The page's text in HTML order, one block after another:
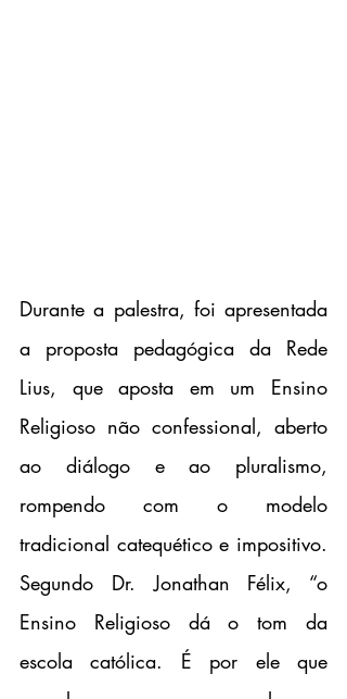
Durante a palestra, foi apresentada
a proposta pedagógica da Rede
Lius, que aposta em um Ensino
Religioso não confessional, aberto
ao diálogo e ao pluralismo,
rompendo com o modelo
tradicional catequético e impositivo.
Segundo Dr. Jonathan Félix, “o
Ensino Religioso dá o tom da
escola católica. É por ele que